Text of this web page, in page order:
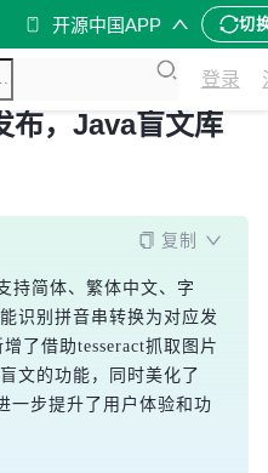
开源中国APP 切
登录
，Java盲文库
复制
持简体、繁体中文、字
识别拼音串转换为对应发
了借助tesseract抓取图片
文的功能，同时美化了
一步提升了用户体验和功